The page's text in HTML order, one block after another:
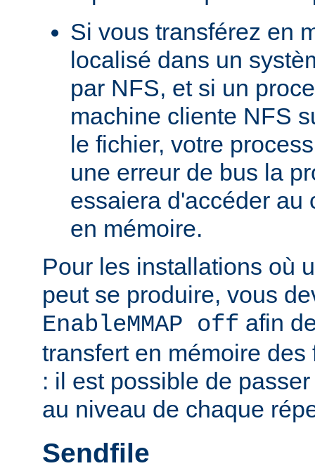
Si vous transférez en
localisé dans un
par NFS, et si un
machine cliente NFS
le fichier, votre
une erreur de bus la
essaiera d'accéder au
en mémoire.
Pour les installations où
peut se produire, vous
EnableMMAP off afin
transfert en mémoire
: il est possible de
au niveau de chaque
Sendfile